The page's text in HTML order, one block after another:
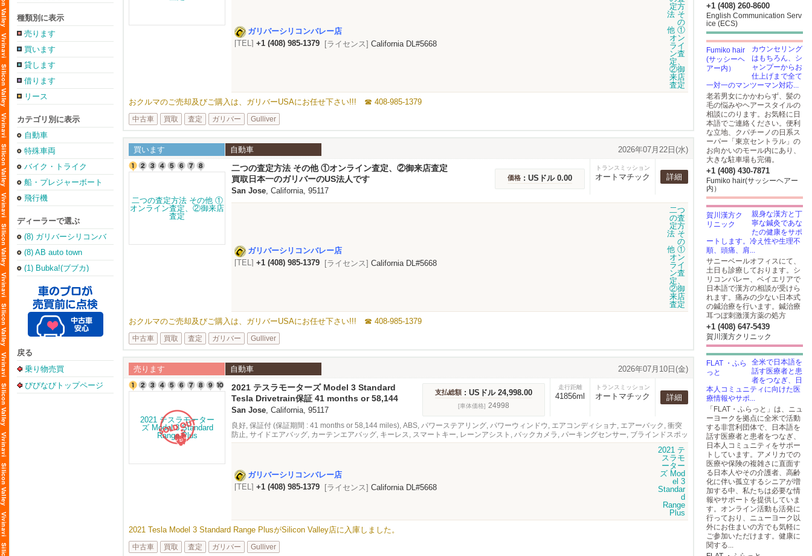
種類別に表示
売ります
買います
貸します
借ります
リース
カテゴリ別に表示
自動車
特殊車両
バイク・トライク
船・プレジャーボート
飛行機
ディーラーで選ぶ
(8) ガリバーシリコンバ
レー店
(8) AB auto town
(1) Bubka!(ブブカ)
戻る
乗り物売買
びびなびトップページ
ガリバーシリコンバレー店
[TEL] +1 (408) 985-1379 [ライセンス] California DL#5668
おクルマのご売却及びご購入は、ガリバーUSAにお任せ下さい!!! ☎ 408-985-1379
中古車 買取 査定 ガリバー Gulliver
買います 自動車 2026年07月22日(水)
二つの査定方法 その他 ①オンライン査定、②御来店査定
買取日本一のガリバーのUS法人です
San Jose, California, 95117
価格 : USドル 0.00
トランスミッション
オートマチック 詳細
ガリバーシリコンバレー店
[TEL] +1 (408) 985-1379 [ライセンス] California DL#5668
おクルマのご売却及びご購入は、ガリバーUSAにお任せ下さい!!! ☎ 408-985-1379
中古車 買取 査定 ガリバー Gulliver
売ります 自動車 2026年07月10日(金)
2021 テスラモーターズ Model 3 Standard
Range Plus
Tesla Drivetrain保証 41 months or 58,144
miles
San Jose, California, 95117
支払総額 : USドル 24,998.00
[車体価格] 24998
走行距離
41856ml
トランスミッション
オートマチック 詳細
良好, 保証付 (保証期間 : 41 months or 58,144 miles), ABS, パワーステアリング, パワーウィンドウ, エアコンディショナ, エアーバック, 衝突
防止, サイドエアバッグ, カーテンエアバッグ, キーレス, スマートキー, レーンアシスト, バックカメラ, パーキングセンサー, ブラインドスポッ
トモニター, アダプティブクルーズコントロール, 緊急ブレーキシステム, オーディオ, ナビゲーション, サンルーフ, 内装革張り
ガリバーシリコンバレー店
[TEL] +1 (408) 985-1379 [ライセンス] California DL#5668
2021 Tesla Model 3 Standard Range PlusがSilicon Valley店に入庫しました。
中古車 買取 査定 ガリバー Gulliver
+1 (408) 260-8600
English Communication Serv
ice (ECS)
カウンセリング
はもちろん、シ
ャンプーからお
仕上げまで全て
一対一のマンツーマン対応...
老若男女にかかわらず、髪の
毛の悩みやヘアースタイルの
相談にのります。お気軽に日
本語でご連絡ください。便利
な立地、クパチーノの日系ス
ーパー「東京セントラル」の
お向かいのモール内にあり、
大きな駐車場も完備。
+1 (408) 430-7871
Fumiko hair(サッシーヘアー
内）
親身な漢方と丁
寧な鍼灸であな
たの健康をサポ
ートします。冷え性や生理不
順、頭痛、肩...
サニーベールオフィスにて、
土日も診療しております。シ
リコンバレー、ベイエリアで
日本語で漢方の相談が受けら
れます。痛みの少ない日本式
の鍼治療を行います。鍼治療
耳つぼ刺激漢方薬の処方
+1 (408) 647-5439
賀川漢方クリニック
全米で日本語を
話す医療者と患
者をつなぎ、日
本人コミュニティに向けた医
療情報やサポ...
「FLAT・ふらっと」は、ニュ
ーヨークを拠点に全米で活動
する非営利団体で、日本語を
話す医療者と患者をつなぎ、
日本人コミュニティをサポー
トしています。アメリカでの
医療や保険の複雑さに直面す
る日本人やその介護者、高齢
化に伴い孤立するシニアが増
加する中、私たちは必要な情
報やサポートを提供していま
す。オンライン活動も活発に
行っており、ニューヨーク以
外にお住まいの方でも気軽に
ご参加いただけます。健康に
関する...